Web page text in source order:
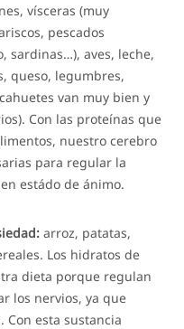
vísceras (muy
pescados
sardinas…), aves, leche,
queso, legumbres,
van muy bien y
Con las proteínas que
nuestro cerebro
para regular la
estádo de ánimo.
arroz, patatas,
Los hidratos de
dieta porque regulan
los nervios, ya que
Con esta sustancia